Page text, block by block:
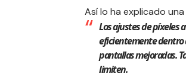
Así lo ha explicado
Los ajustes de píxeles
eficientemente dentro
pantallas mejoradas.
limiten.